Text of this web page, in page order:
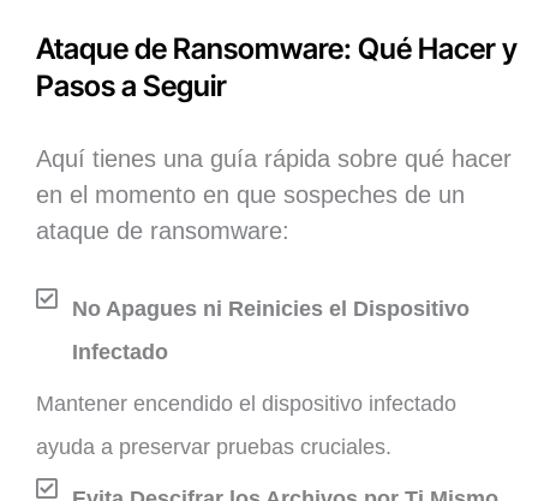
Ataque de Ransomware: Qué Hacer y
Pasos a Seguir
Aquí tienes una guía rápida sobre qué hacer
en el momento en que sospeches de un
ataque de ransomware:
No Apagues ni Reinicies el Dispositivo
Infectado
Mantener encendido el dispositivo infectado
ayuda a preservar pruebas cruciales.